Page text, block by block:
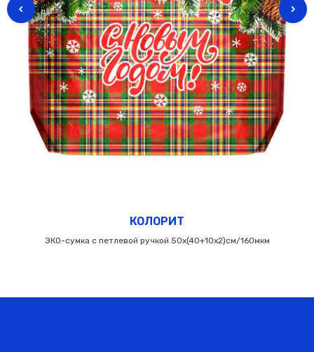
КОЛОРИТ
ЭКО-сумка с петлевой ручкой 50х(40+10х2)см/160мкм